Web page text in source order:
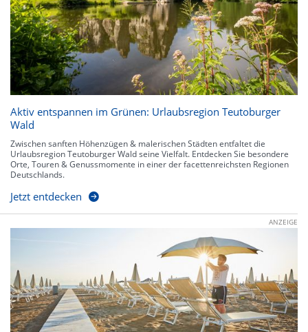
Aktiv entspannen im Grünen: Urlaubsregion Teutoburger
Wald
Zwischen sanften Höhenzügen & malerischen Städten entfaltet die
Urlaubsregion Teutoburger Wald seine Vielfalt. Entdecken Sie besondere
Orte, Touren & Genussmomente in einer der facettenreichsten Regionen
Deutschlands.
Jetzt entdecken
ANZEIGE